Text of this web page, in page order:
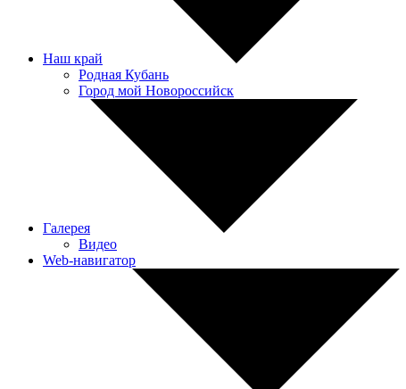
Наш край
Родная Кубань
Город мой Новороссийск
Галерея
Видео
Web-навигатор